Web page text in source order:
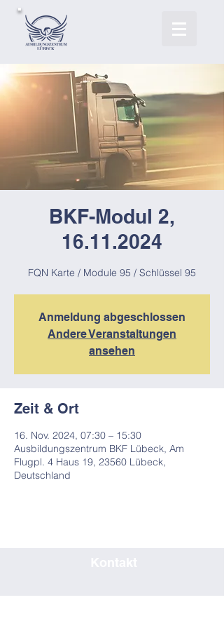
BKF-Modul 2,
16.11.2024
FQN Karte / Module 95 / Schlüssel 95
Anmeldung abgeschlossen
Andere Veranstaltungen
ansehen
Zeit & Ort
16. Nov. 2024, 07:30 – 15:30
Ausbildungszentrum BKF Lübeck, Am
Flugpl. 4 Haus 19, 23560 Lübeck,
Deutschland